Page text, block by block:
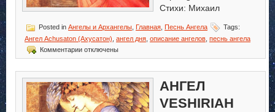
Стихи: Михаил
Posted in Ангелы и Архангелы Главная Песнь Ангела
Tags:
Ангел Achusaton (Ахусатон) ангел дня описание ангелов песнь ангела
Комментариик
записи
Achusaton
(Ахусатон)
отключены
АНГЕЛ
VESHIRIAH